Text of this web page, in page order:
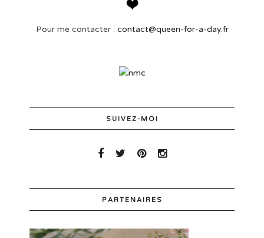
Pour me contacter : contact@queen-for-a-day.fr
SUIVEZ-MOI
PARTENAIRES